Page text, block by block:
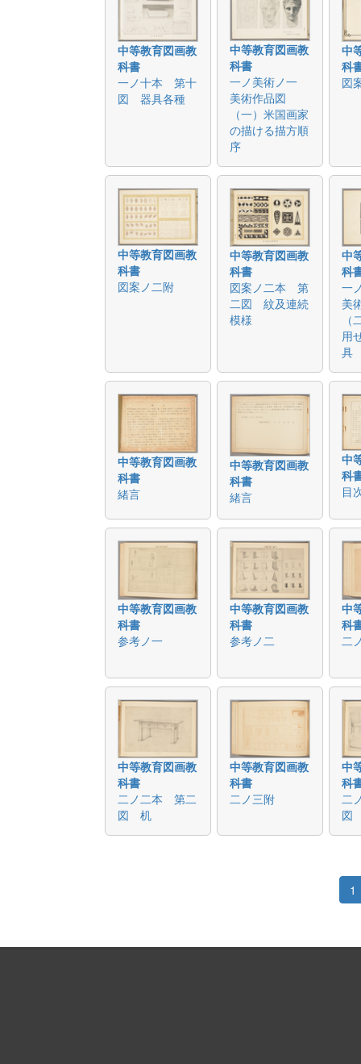
中等教育図画教
科書
一ノ十本 第十
図 器具各種
中等教育図画教
科書
一ノ美術ノ一
美術作品図
（一）米国画家
の描ける描方順
序
中
科
図
中等教育図画教
科書
図案ノ二附
中等教育図画教
科書
図案ノ二本 第
二図 紋及連続
模様
中
科
一
美
用
具
中等教育図画教
科書
緒言
中等教育図画教
科書
緒言
中
科
目
中等教育図画教
科書
参考ノ一
中等教育図画教
科書
参考ノ二
中
科
二
中等教育図画教
科書
二ノ二本 第二
図 机
中等教育図画教
科書
二ノ三附
中
科
二
図
1